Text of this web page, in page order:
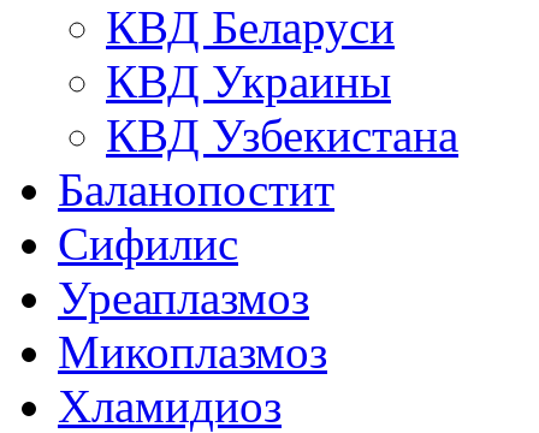
КВД Беларуси
КВД Украины
КВД Узбекистана
Баланопостит
Сифилис
Уреаплазмоз
Микоплазмоз
Хламидиоз